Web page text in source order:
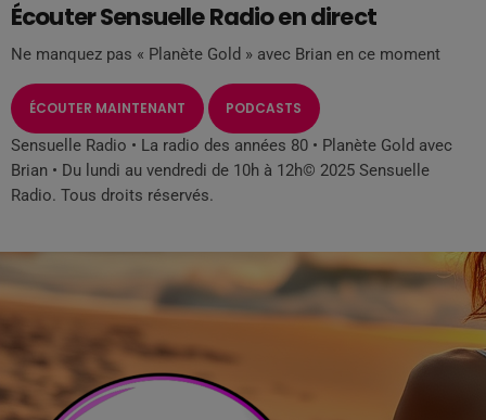
Écouter Sensuelle Radio en direct
Ne manquez pas « Planète Gold » avec Brian en ce moment
ÉCOUTER MAINTENANT PODCASTS
Sensuelle Radio • La radio des années 80 • Planète Gold avec
Brian • Du lundi au vendredi de 10h à 12h© 2025 Sensuelle
Radio. Tous droits réservés.